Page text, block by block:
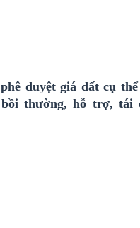
duyệt giá đất cụ
thường, hỗ trợ, tái